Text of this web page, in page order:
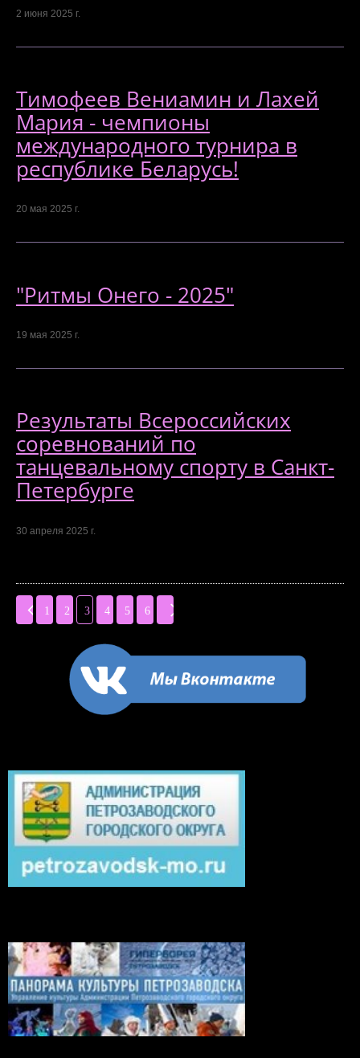
2 июня 2025 г.
Тимофеев Вениамин и Лахей
Мария - чемпионы
международного турнира в
республике Беларусь!
20 мая 2025 г.
"Ритмы Онего - 2025"
19 мая 2025 г.
Результаты Всероссийских
соревнований по
танцевальному спорту в Санкт-
Петербурге
30 апреля 2025 г.
1 2 3 4 5 6